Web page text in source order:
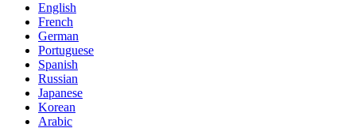
English
French
German
Portuguese
Spanish
Russian
Japanese
Korean
Arabic